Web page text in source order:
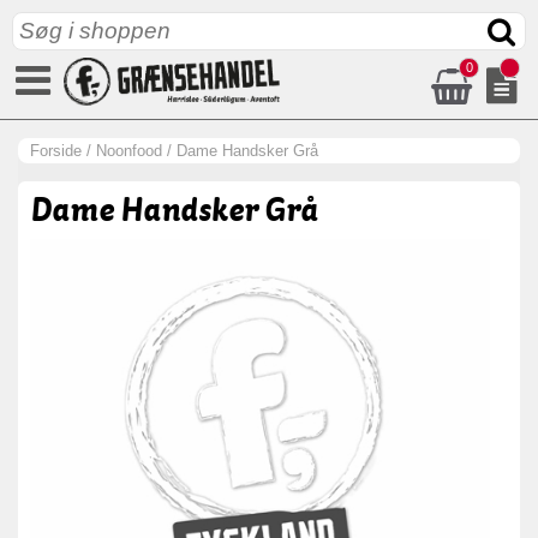
0
Forside / Noonfood / Dame Handsker Grå
Dame Handsker Grå